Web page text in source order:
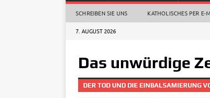
SCHREIBEN SIE UNS KATHOLISCHES PER
7. AUGUST 2026
Das unwürdige
DER TOD UND DIE EINBALSAMIERUNG